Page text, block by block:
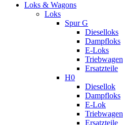
Loks & Wagons
Loks
Spur G
Dieselloks
Dampfloks
E-Loks
Triebwagen
Ersatzteile
H0
Diesellok
Dampfloks
E-Lok
Triebwagen
Ersatzteile